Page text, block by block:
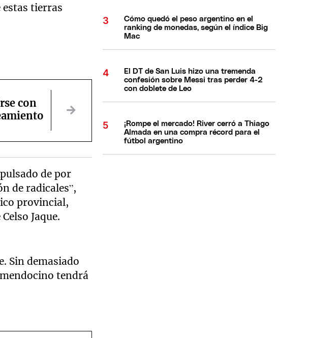
tierras
con
de por
de radicales”,
provincial,
Jaque.
Sin demasiado
tendrá
Cómo quedó el peso argentino en el
ranking de monedas, según el índice Big
Mac
El DT de San Luis hizo una tremenda
confesión sobre Messi tras perder 4-2
con doblete de Leo
¡Rompe el mercado! River cerró a Thiago
Almada en una compra récord para el
fútbol argentino